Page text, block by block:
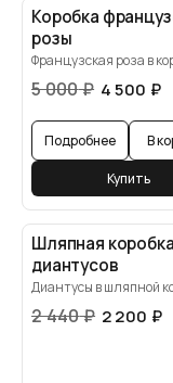
Коробка
розы
Французская роза в
5 000₽ 4 500 ₽
Подробнее В
Купить
Шляпная коробка
диантусов
Диантусы в шляпной
2 440₽ 2 200 ₽